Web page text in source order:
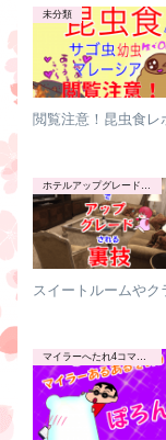
未分類
閲覧注意！昆虫食レ
スイートルームや
マイラーへたれ4コマ漫画